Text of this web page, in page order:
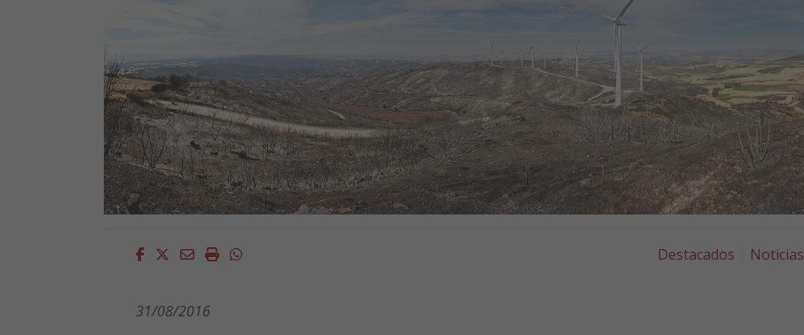
Facebook
Twitter
EmailImprimirWhatsapp Destacados Noticias
31/08/2016